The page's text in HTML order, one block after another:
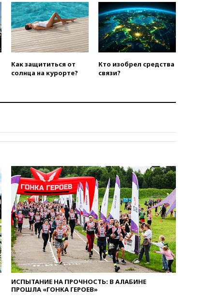
15:25
При атаке БПЛА в
Белгородской области погиб
мирный житель
14:54
В Аргентине умер отец
футболиста Лионеля Месси
14:43
Турция ограничила
судоходство в Черном море
стал Тодд Бланш
13:03Испания ввела
12:27Возгорание на Ильском
НПЗ, вызванное атакой БПЛА,
потушили
11:47Суд оставил под
арестом Rolls-Royce блогера
Лерчек
11:07При столкновении
катера и лодки под Самарой
погибли два человека
10:27Движение по трассе
«Новороссия» восстановлено
09:55Силы ПВО перехватили
Как защититься от
солнца на курорте?
Кто изобрел средства
связи?
ИСПЫТАНИЕ НА ПРОЧНОСТЬ: В АЛАБИНЕ
ПРОШЛА «ГОНКА ГЕРОЕВ»